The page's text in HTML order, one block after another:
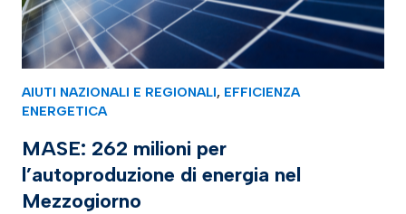
AIUTI NAZIONALI E REGIONALI, EFFICIENZA
ENERGETICA
MASE: 262 milioni per
l’autoproduzione di energia nel
Mezzogiorno